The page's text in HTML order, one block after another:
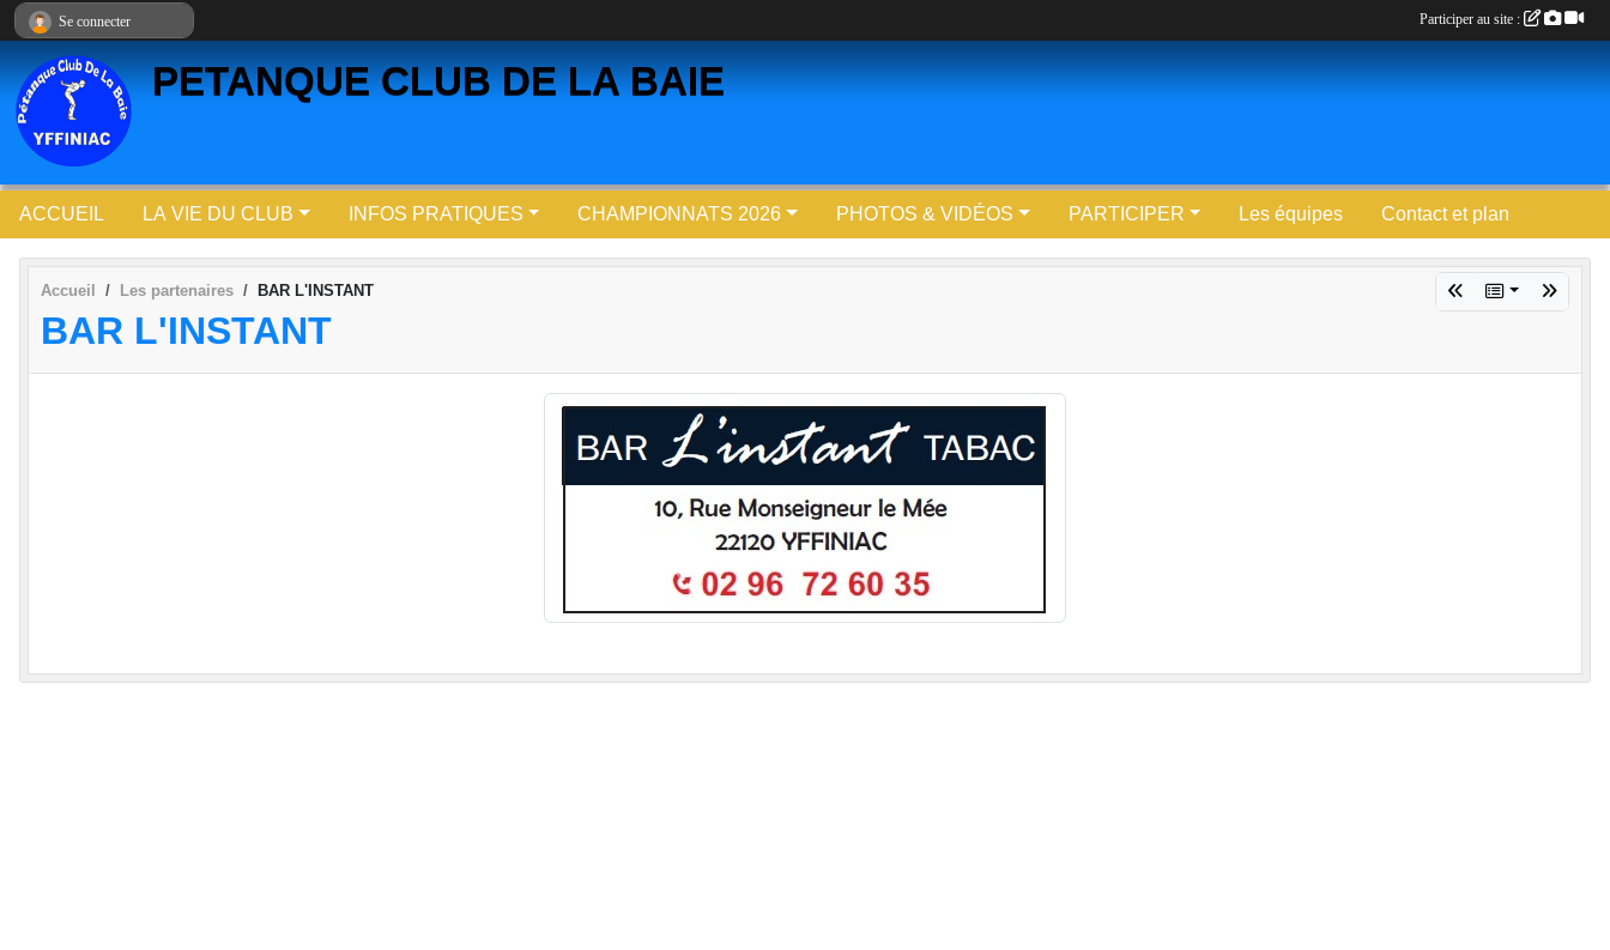
PETANQUE CLUB DE LA BAIE
ACCUEIL LA VIE DU CLUB INFOS PRATIQUES CHAMPIONNATS 2026 PHOTOS & VIDÉOS PARTICIPER Les équipes Contact et plan
Accueil Les partenaires BAR L'INSTANT
BAR L'INSTANT
Se connecter Participer au site :
Panneau de gestion des cookies